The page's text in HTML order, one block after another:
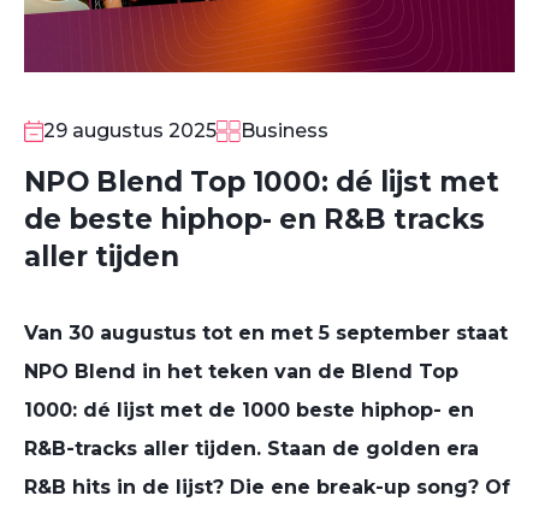
29 augustus 2025 Business
NPO Blend Top 1000: dé lijst met
de beste hiphop- en R&B tracks
aller tijden
Van 30 augustus tot en met 5 september staat
NPO Blend in het teken van de Blend Top
1000: dé lijst met de 1000 beste hiphop- en
R&B-tracks aller tijden. Staan de golden era
R&B hits in de lijst? Die ene break-up song? Of